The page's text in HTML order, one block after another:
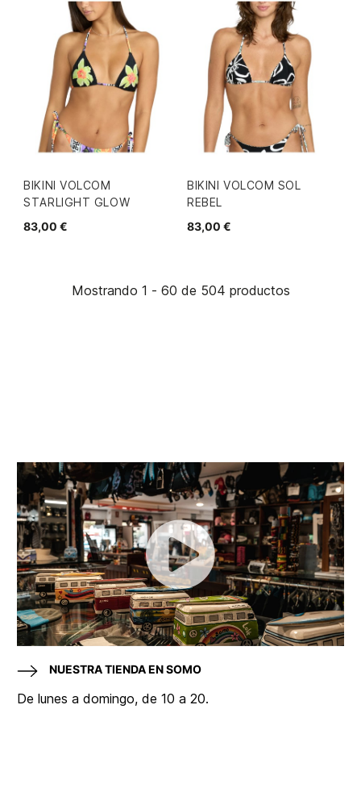
BIKINI VOLCOM
STARLIGHT GLOW
83,00 €
BIKINI VOLCOM SOL
REBEL
83,00 €
Mostrando 1 - 60 de 504 productos
NUESTRA TIENDA EN SOMO
De lunes a domingo, de 10 a 20.